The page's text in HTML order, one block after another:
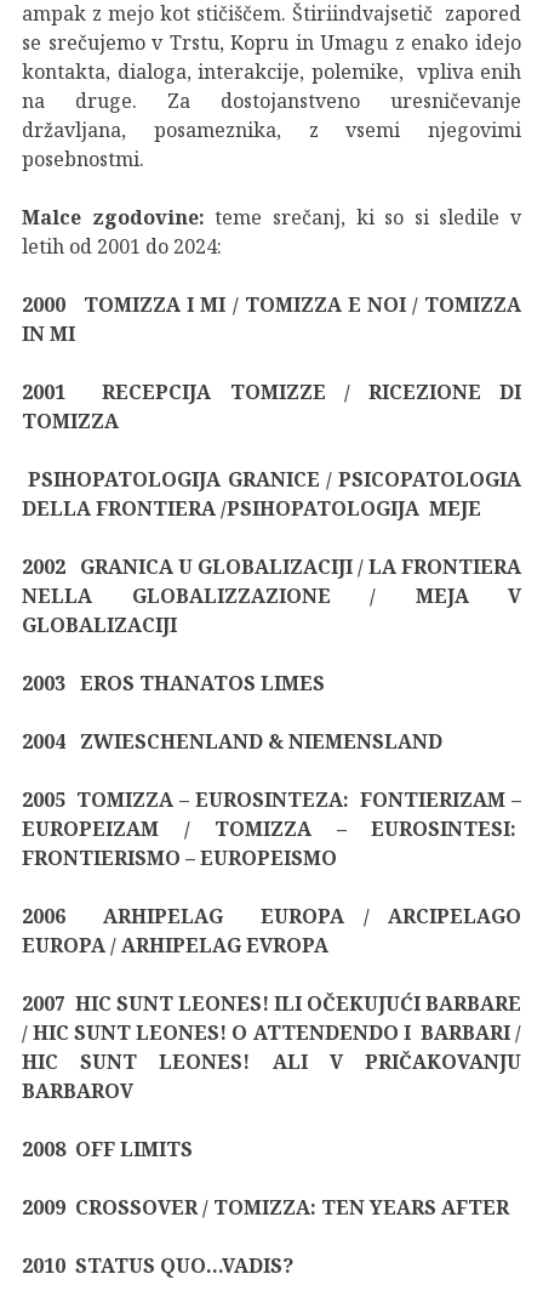
ampak z mejo kot stičiščem. Štiriindvajsetič zapored
se srečujemo v Trstu, Kopru in Umagu z enako idejo
kontakta, dialoga, interakcije, polemike, vpliva enih
na druge. Za dostojanstveno uresničevanje
državljana, posameznika, z vsemi njegovimi
posebnostmi.
Malce zgodovine:teme srečanj, ki so si sledile v
letih od 2001 do 2024:
2000 TOMIZZA I MI / TOMIZZA E NOI / TOMIZZA
IN MI
2001 RECEPCIJA TOMIZZE / RICEZIONE DI
TOMIZZA
PSIHOPATOLOGIJA GRANICE / PSICOPATOLOGIA
DELLA FRONTIERA /PSIHOPATOLOGIJA MEJE
2002 GRANICA U GLOBALIZACIJI / LA FRONTIERA
NELLA GLOBALIZZAZIONE / MEJA V
GLOBALIZACIJI
2003 EROS THANATOS LIMES
2004 ZWIESCHENLAND & NIEMENSLAND
2005 TOMIZZA – EUROSINTEZA: FONTIERIZAM –
EUROPEIZAM / TOMIZZA – EUROSINTESI:
FRONTIERISMO – EUROPEISMO
2006 ARHIPELAG EUROPA / ARCIPELAGO
EUROPA / ARHIPELAG EVROPA
2007 HIC SUNT LEONES! ILI OČEKUJUĆI BARBARE
/ HIC SUNT LEONES! O ATTENDENDO I BARBARI /
HIC SUNT LEONES! ALI V PRIČAKOVANJU
BARBAROV
2008 OFF LIMITS
2009 CROSSOVER / TOMIZZA: TEN YEARS AFTER
2010 STATUS QUO…VADIS?